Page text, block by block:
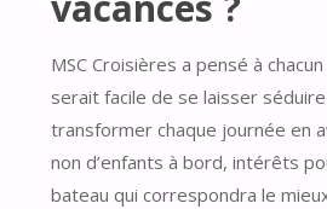
MSC Croisières a pensé à
serait facile de se laisser
transformer chaque journée en
non d’enfants à bord, intérêts
bateau qui correspondra le